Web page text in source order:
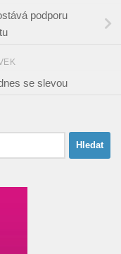
podporu
se slevou